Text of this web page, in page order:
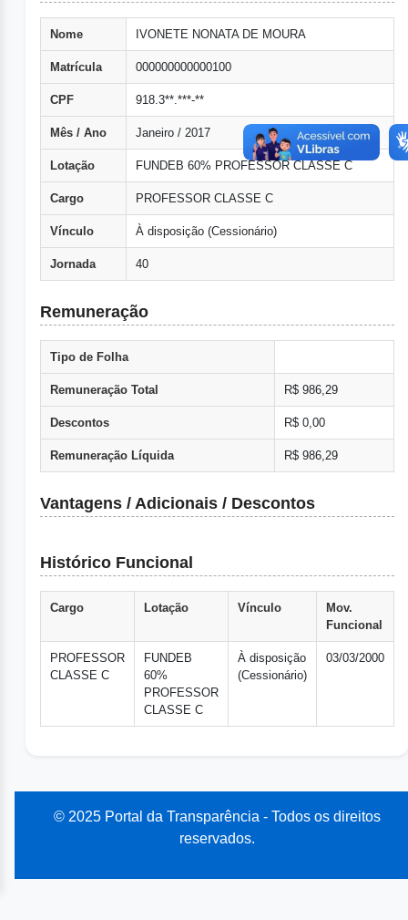
Nome IVONETE NONATA DE MOURA
Matrícula 000000000000100
CPF 918.3**.***-**
Mês / Ano Janeiro / 2017
Lotação FUNDEB 60% PROFESSOR CLASSE C
Cargo PROFESSOR CLASSE C
Vínculo À disposição (Cessionário)
Jornada 40
Remuneração
Tipo de Folha
Remuneração Total R$ 986,29
Descontos R$ 0,00
Remuneração Líquida R$ 986,29
Vantagens / Adicionais / Descontos
Histórico Funcional
Cargo Lotação Vínculo
Mov.
Funcional
PROFESSOR
CLASSE C
FUNDEB
60%
PROFESSOR
CLASSE C
À disposição
(Cessionário)
03/03/2000
© 2025 Portal da Transparência - Todos os direitos
reservados.